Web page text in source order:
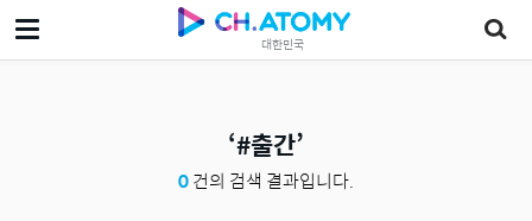
대한민국
#출간
0건의 검색 결과입니다.